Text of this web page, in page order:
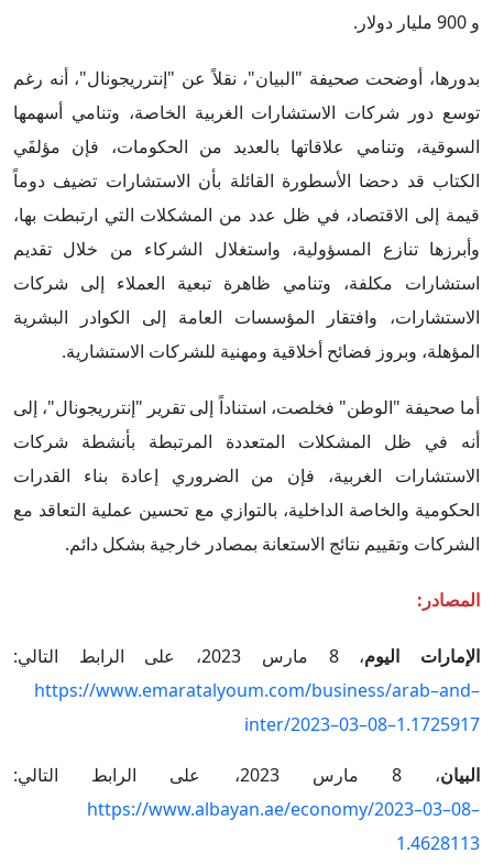
و 900 مليار دولار.
بدورها، أوضحت صحيفة "البيان"، نقلاً عن "إنترريجونال"، أنه رغم
توسع دور شركات الاستشارات الغربية الخاصة، وتنامي أسهمها
السوقية، وتنامي علاقاتها بالعديد من الحكومات، فإن مؤلفَي
الكتاب قد دحضا الأسطورة القائلة بأن الاستشارات تضيف دوماً
قيمة إلى الاقتصاد، في ظل عدد من المشكلات التي ارتبطت بها،
وأبرزها تنازع المسؤولية، واستغلال الشركاء من خلال تقديم
استشارات مكلفة، وتنامي ظاهرة تبعية العملاء إلى شركات
الاستشارات، وافتقار المؤسسات العامة إلى الكوادر البشرية
المؤهلة، وبروز فضائح أخلاقية ومهنية للشركات الاستشارية.
أما صحيفة "الوطن" فخلصت، استناداً إلى تقرير "إنترريجونال"، إلى
أنه في ظل المشكلات المتعددة المرتبطة بأنشطة شركات
الاستشارات الغربية، فإن من الضروري إعادة بناء القدرات
الحكومية والخاصة الداخلية، بالتوازي مع تحسين عملية التعاقد مع
الشركات وتقييم نتائج الاستعانة بمصادر خارجية بشكل دائم.
المصادر:
الإمارات اليوم، 8 مارس 2023، على الرابط التالي:
https://www.emaratalyoum.com/business/arab–and–
inter/2023–03–08–1.1725917
البيان، 8 مارس 2023، على الرابط التالي:
https://www.albayan.ae/economy/2023–03–08–
1.4628113